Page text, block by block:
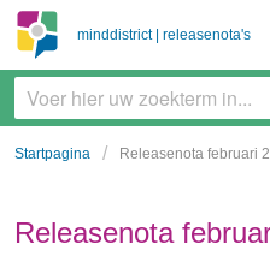
minddistrict | releasenota's
Startpagina Releasenota februari
Releasenota